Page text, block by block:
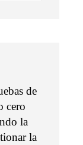
de
cero
la
la